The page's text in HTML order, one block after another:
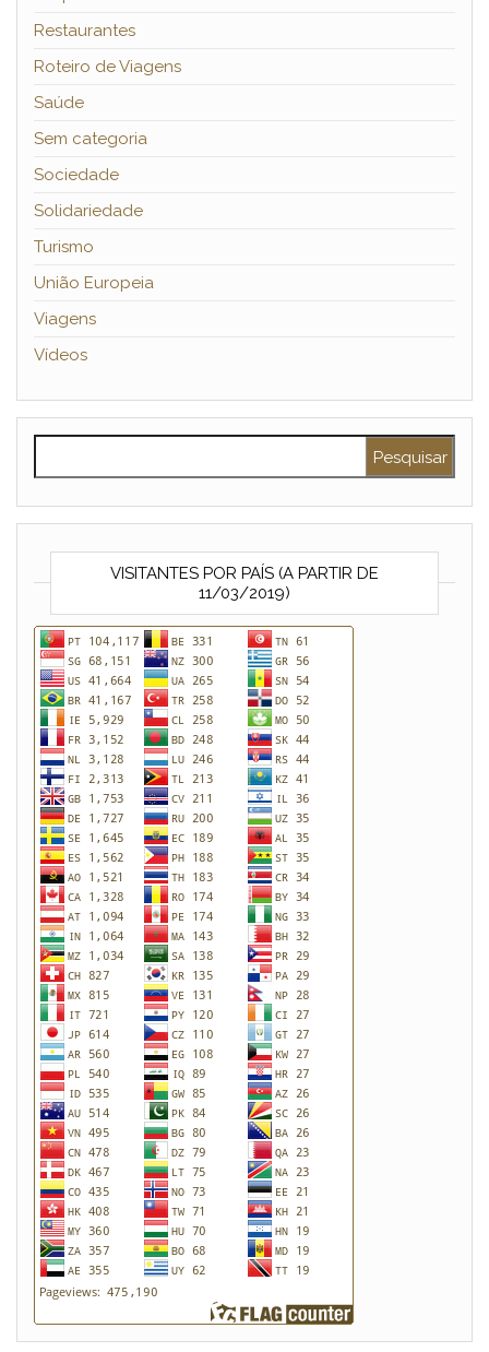
Restaurantes
Roteiro de Viagens
Saúde
Sem categoria
Sociedade
Solidariedade
Turismo
União Europeia
Viagens
Vídeos
VISITANTES POR PAÍS (A PARTIR DE
11/03/2019)